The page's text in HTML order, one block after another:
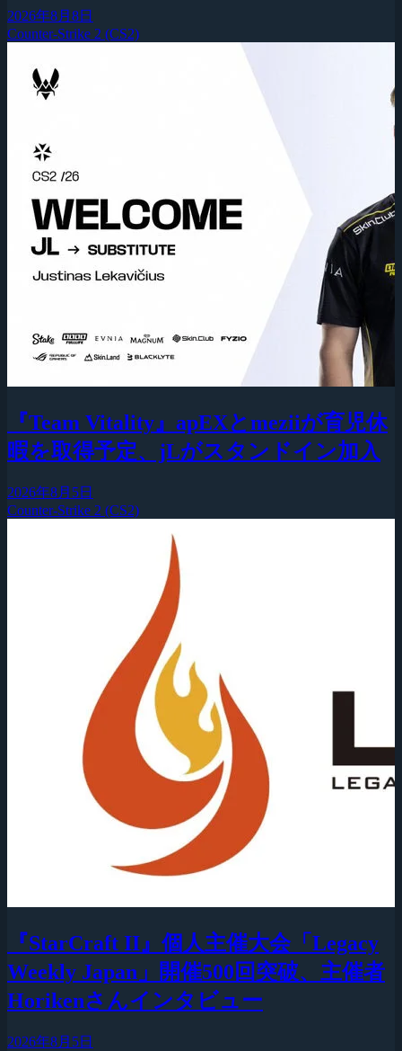
2026年8月8日
Counter-Strike 2 (CS2)
『Team Vitality』apEXとmeziiが育児休
暇を取得予定、jLがスタンドイン加入
2026年8月5日
Counter-Strike 2 (CS2)
『StarCraft II』個人主催大会「Legacy
Weekly Japan」開催500回突破、主催者
Horikenさんインタビュー
2026年8月5日